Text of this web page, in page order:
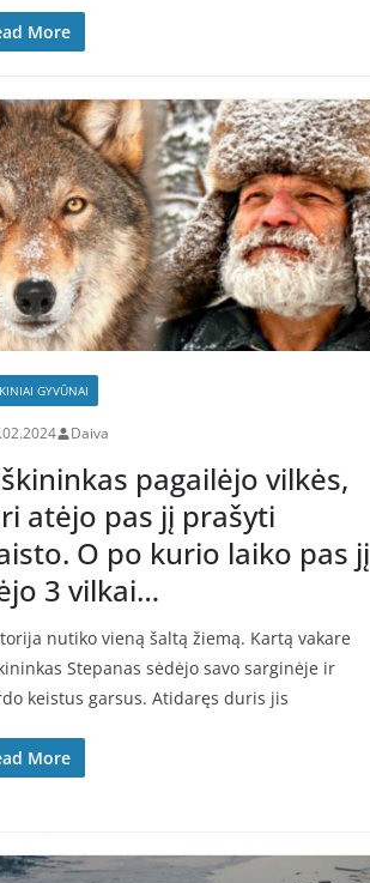
More
GYVŪNAI
Daiva
pagailėjo vilkės,
atėjo pas jį prašyti
O po kurio laiko pas jį
3 vilkai…
nutiko vieną šaltą žiemą. Kartą vakare
Stepanas sėdėjo savo sarginėje ir
keistus garsus. Atidaręs duris jis
More